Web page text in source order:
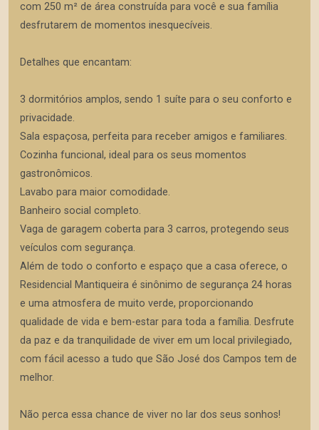
com 250 m² de área construída para você e sua família
desfrutarem de momentos inesquecíveis.
Detalhes que encantam:
3 dormitórios amplos, sendo 1 suíte para o seu conforto e
privacidade.
Sala espaçosa, perfeita para receber amigos e familiares.
Cozinha funcional, ideal para os seus momentos
gastronômicos.
Lavabo para maior comodidade.
Banheiro social completo.
Vaga de garagem coberta para 3 carros, protegendo seus
veículos com segurança.
Além de todo o conforto e espaço que a casa oferece, o
Residencial Mantiqueira é sinônimo de segurança 24 horas
e uma atmosfera de muito verde, proporcionando
qualidade de vida e bem-estar para toda a família. Desfrute
da paz e da tranquilidade de viver em um local privilegiado,
com fácil acesso a tudo que São José dos Campos tem de
melhor.
Não perca essa chance de viver no lar dos seus sonhos!